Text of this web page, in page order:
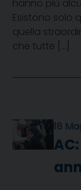
hanno più
Esistono solo
quella
che tutte […]
18